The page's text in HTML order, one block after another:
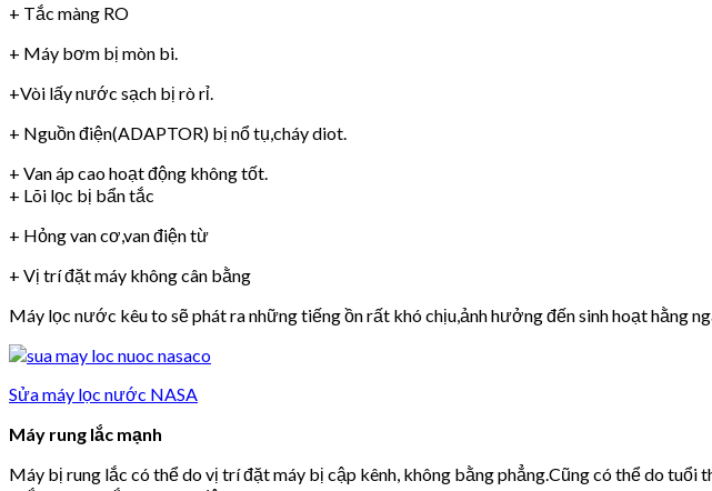
+ Tắc màng RO
+ Máy bơm bị mòn bi.
+Vòi lấy nước sạch bị rò rỉ.
+ Nguồn điện(ADAPTOR) bị nổ tụ,cháy diot.
+ Van áp cao hoạt động không tốt.
+ Lõi lọc bị bẩn tắc
+ Hỏng van cơ,van điện từ
+ Vị trí đặt máy không cân bằng
Máy lọc nước kêu to sẽ phát ra những tiếng ồn rất khó chịu,ảnh hưởng đến sinh hoạt hằng
Sửa máy lọc nước NASA
Máy rung lắc mạnh
Máy bị rung lắc có thể do vị trí đặt máy bị cập kênh, không bằng phẳng.Cũng có thể do tuổi